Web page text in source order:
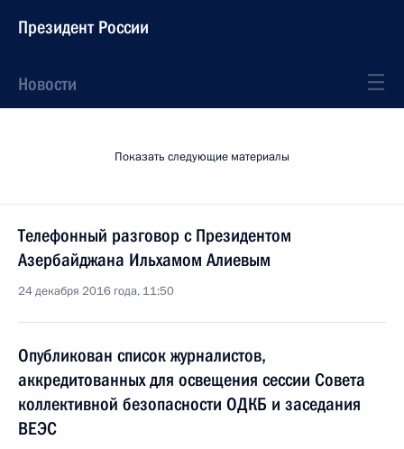
Президент России
Новости
Показать следующие материалы
Телефонный разговор с Президентом
Азербайджана Ильхамом Алиевым
24 декабря 2016 года, 11:50
Опубликован список журналистов,
аккредитованных для освещения сессии Совета
коллективной безопасности ОДКБ и заседания
ВЕЭС